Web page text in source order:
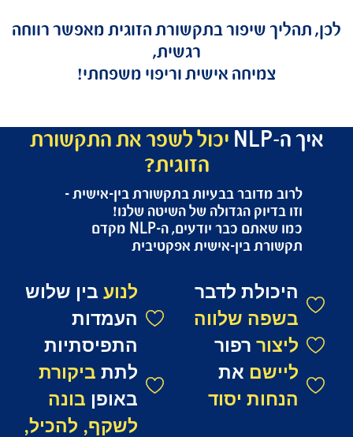
שיפור בתקשורת הזוגית מאפשר רווחה
צמיחה אישית וריפוי משפחתי!
יכול לשפר את התקשורת
מדובר בבעיות בתקשורת בין-אישית –
בדיוק הגדולה של השיטה שלנו!
כמו שאתם כבר יודעים, ה-NLP מקדם
בין-אישית אפקטיבית
לדבר
שלווה
רפור
את
יסוד
לנוע
בין שלוש
העמדות
התפיסתיות
ביקורת
באופןבונה
לשקף, להכיל,